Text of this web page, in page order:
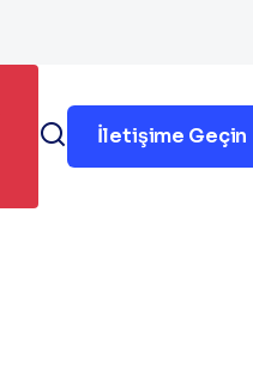
İletişime Geçin